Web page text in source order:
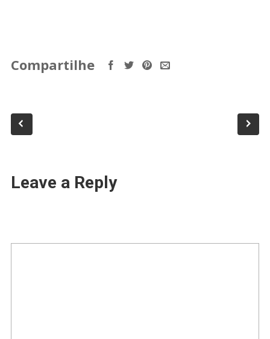
Compartilhe
Leave a Reply